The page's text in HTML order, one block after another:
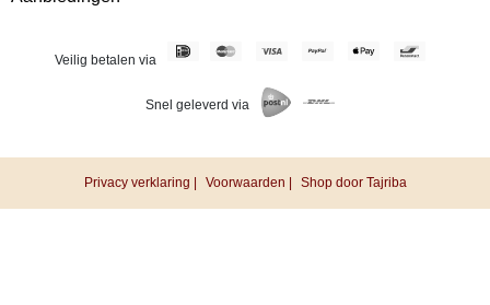
Veilig betalen via
Snel geleverd via
Privacy verklaring | Voorwaarden | Shop door Tajriba